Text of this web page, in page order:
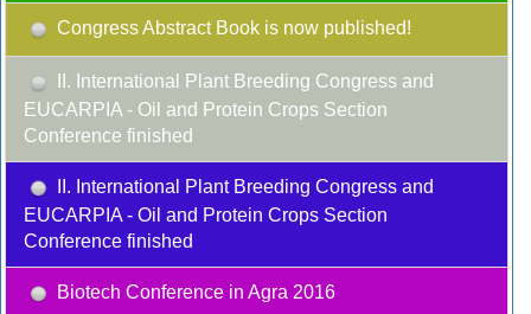
Congress Abstract Book is now published!
II. International Plant Breeding Congress and
EUCARPIA - Oil and Protein Crops Section
Conference finished
II. International Plant Breeding Congress and
EUCARPIA - Oil and Protein Crops Section
Conference finished
Biotech Conference in Agra 2016